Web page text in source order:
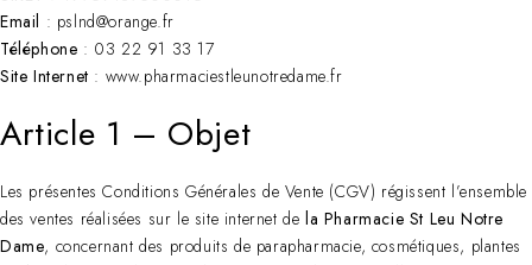
Email : pslnd@orange.fr
Téléphone : 03 22 91 33 17
Site Internet : www.pharmaciestleunotredame.fr
Article 1 – Objet
Les présentes Conditions Générales de Vente (CGV) régissent l’ensemble
des ventes réalisées sur le site internet dela Pharmacie St Leu Notre
Dame, concernant des produits de parapharmacie, cosmétiques, plantes